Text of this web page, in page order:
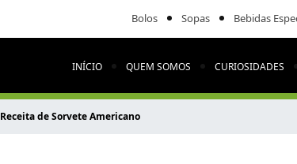
Bolos Sopas Bebidas
INÍCIO QUEM SOMOS CURIOSIDADES
Receita de Sorvete Americano